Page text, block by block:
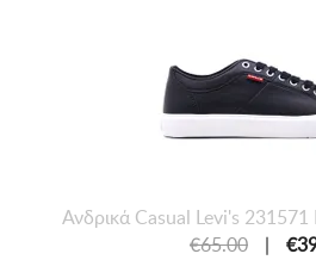
Ανδρικά Casual Levi's
€65.00
|